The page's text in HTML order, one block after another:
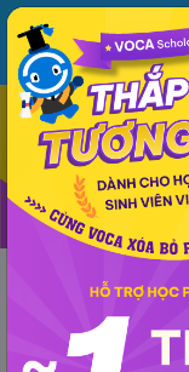
MENU
Từ vựng
Giải đề thi
Phổ thông